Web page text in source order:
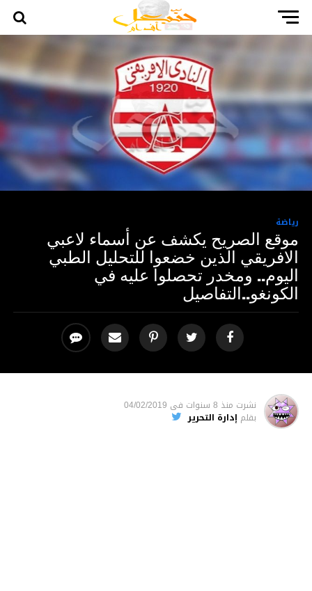
رياضة
موقع الصريح يكشف عن أسماء لاعبي
الافريقي الذين خضعوا للتحليل الطبي
اليوم.. ومخدر تحصلوا عليه في
الكونغو..التفاصيل
نشرت منذ 8 سنوات فى 04/02/2019
بقلم إدارة التحرير